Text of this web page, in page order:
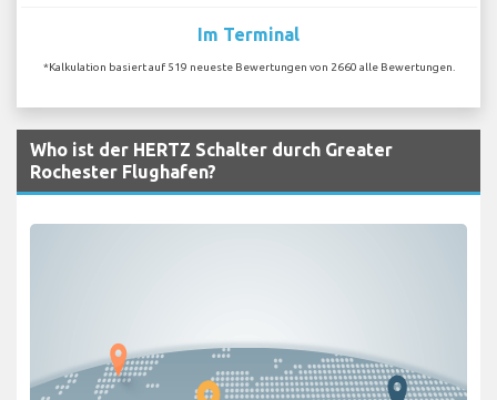
Im Terminal
*Kalkulation basiert auf 519 neueste Bewertungen von 2660 alle Bewertungen.
Who ist der HERTZ Schalter durch Greater
Rochester Flughafen?